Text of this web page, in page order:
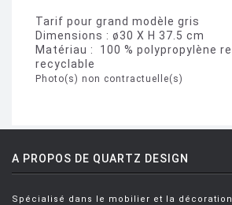
Tarif pour grand modèle gris
Dimensions : ø30 X H 37.5 cm
Matériau : 100 % polypropylène
recyclable
Photo(s) non contractuelle(s)
A PROPOS DE QUARTZ DESIGN
Spécialisé dans le mobilier et la décoration